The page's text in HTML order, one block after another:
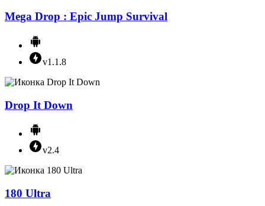
Mega Drop : Epic Jump Survival
v1.1.8
Drop It Down
v2.4
180 Ultra